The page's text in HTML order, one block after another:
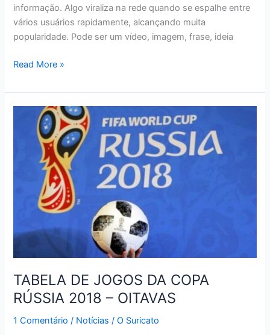
informação. Algo viraliza na rede quando se espalhe entre
vários usuários rapidamente, alcançando muita
popularidade. Pode ser um vídeo, imagem, frase, ideia
MELHORES
COPA
DO
MUNDO
RÚSSIA
Read More »
TABELA DE JOGOS DA COPA
RÚSSIA 2018 – OITAVAS
1 Comentário / Notícias /O Suricato